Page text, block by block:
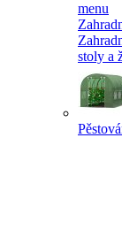
menu
stoly a